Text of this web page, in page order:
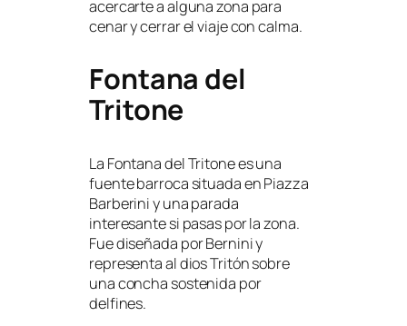
acercarte a alguna zona para
cenar y cerrar el viaje con calma.
Fontana del
Tritone
La Fontana del Tritone es una
fuente barroca situada en Piazza
Barberini y una parada
interesante si pasas por la zona.
Fue diseñada por Bernini y
representa al dios Tritón sobre
una concha sostenida por
delfines.